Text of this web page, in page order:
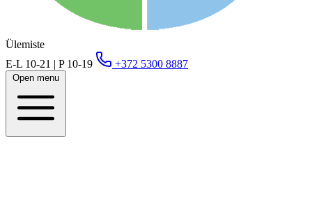
Ülemiste
E-L 10-21 | P 10-19
+372 5300 8887
Open menu